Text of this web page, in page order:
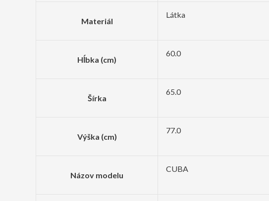
Materiál
Látka
Hĺbka (cm)
60.0
Šírka
65.0
Výška (cm)
77.0
Názov modelu
CUBA